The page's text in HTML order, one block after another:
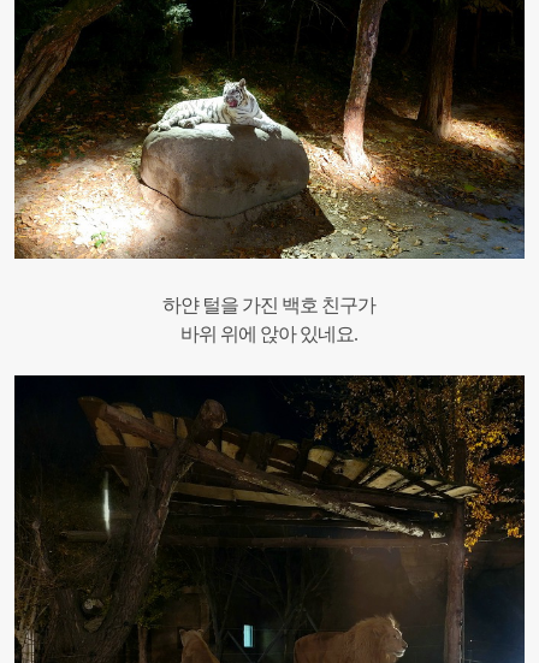
하얀 털을 가진 백호 친구가
바위 위에 앉아 있네요.